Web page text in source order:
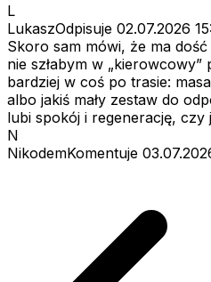
L
LukaszOdpisuje 02.07.2026
Skoro sam mówi, że ma
nie szłabym w „kierowcowy”
bardziej w coś po trasie:
albo jakiś mały zestaw do
lubi spokój i regenerację, czy
N
NikodemKomentuje